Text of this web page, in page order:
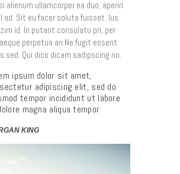
alienum ullamcorper ea duo, aperiri
ad. Sit eu facer soluta fuisset. Ius
id. In putant consulatu pri, per
perpetua an.Ne fugit essent
sed. Qui dico dicam sadipscing no.
ipsum dolor sit amet,
adipiscing elit, sed do
tempor incididunt ut labore
magna aliqua tempor
KING